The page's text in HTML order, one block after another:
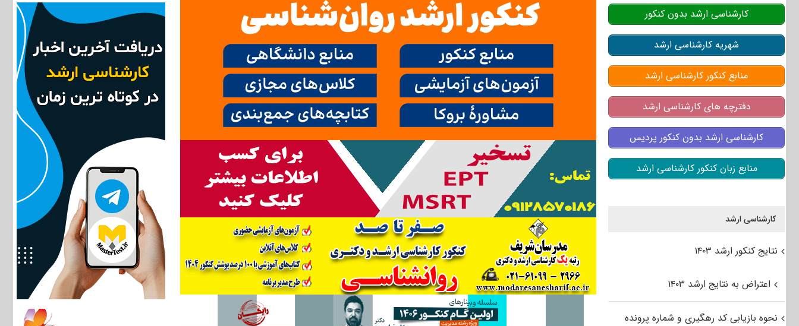
کارشناسی ارشد بدون کنکور
شهریه کارشناسی ارشد
منابع کنکور کارشناسی ارشد
دفترچه های کارشناسی ارشد
کارشناسی ارشد بدون کنکور پردیس
منابع زبان کنکور کارشناسی ارشد
کارشناسی ارشد
نتایج کنکور ارشد ۱۴۰۳
اعتراض به نتایج ارشد ۱۴۰۳
نحوه بازیابی کد رهگیری و شماره پرونده